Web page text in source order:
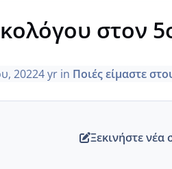
στον
20224 yr in Ποιές είμαστε
Ξεκινήστε νέα